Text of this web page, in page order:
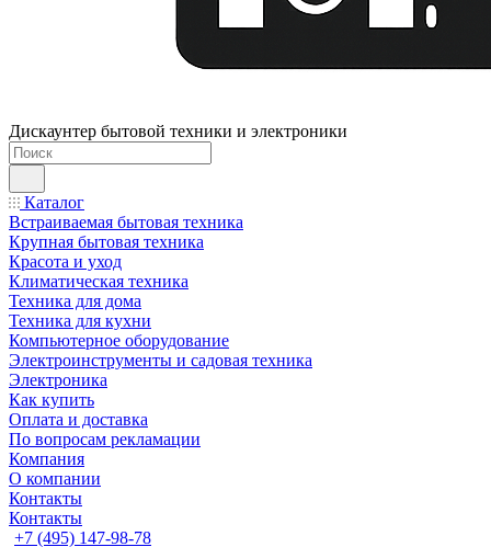
Дискаунтер бытовой техники и электроники
Каталог
Встраиваемая бытовая техника
Крупная бытовая техника
Красота и уход
Климатическая техника
Техника для дома
Техника для кухни
Компьютерное оборудование
Электроинструменты и садовая техника
Электроника
Как купить
Оплата и доставка
По вопросам рекламации
Компания
О компании
Контакты
Контакты
+7 (495) 147-98-78